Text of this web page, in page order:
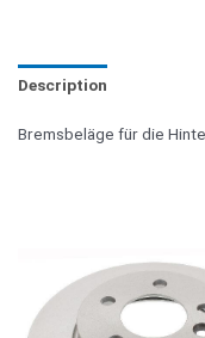
Description
Bremsbeläge für die